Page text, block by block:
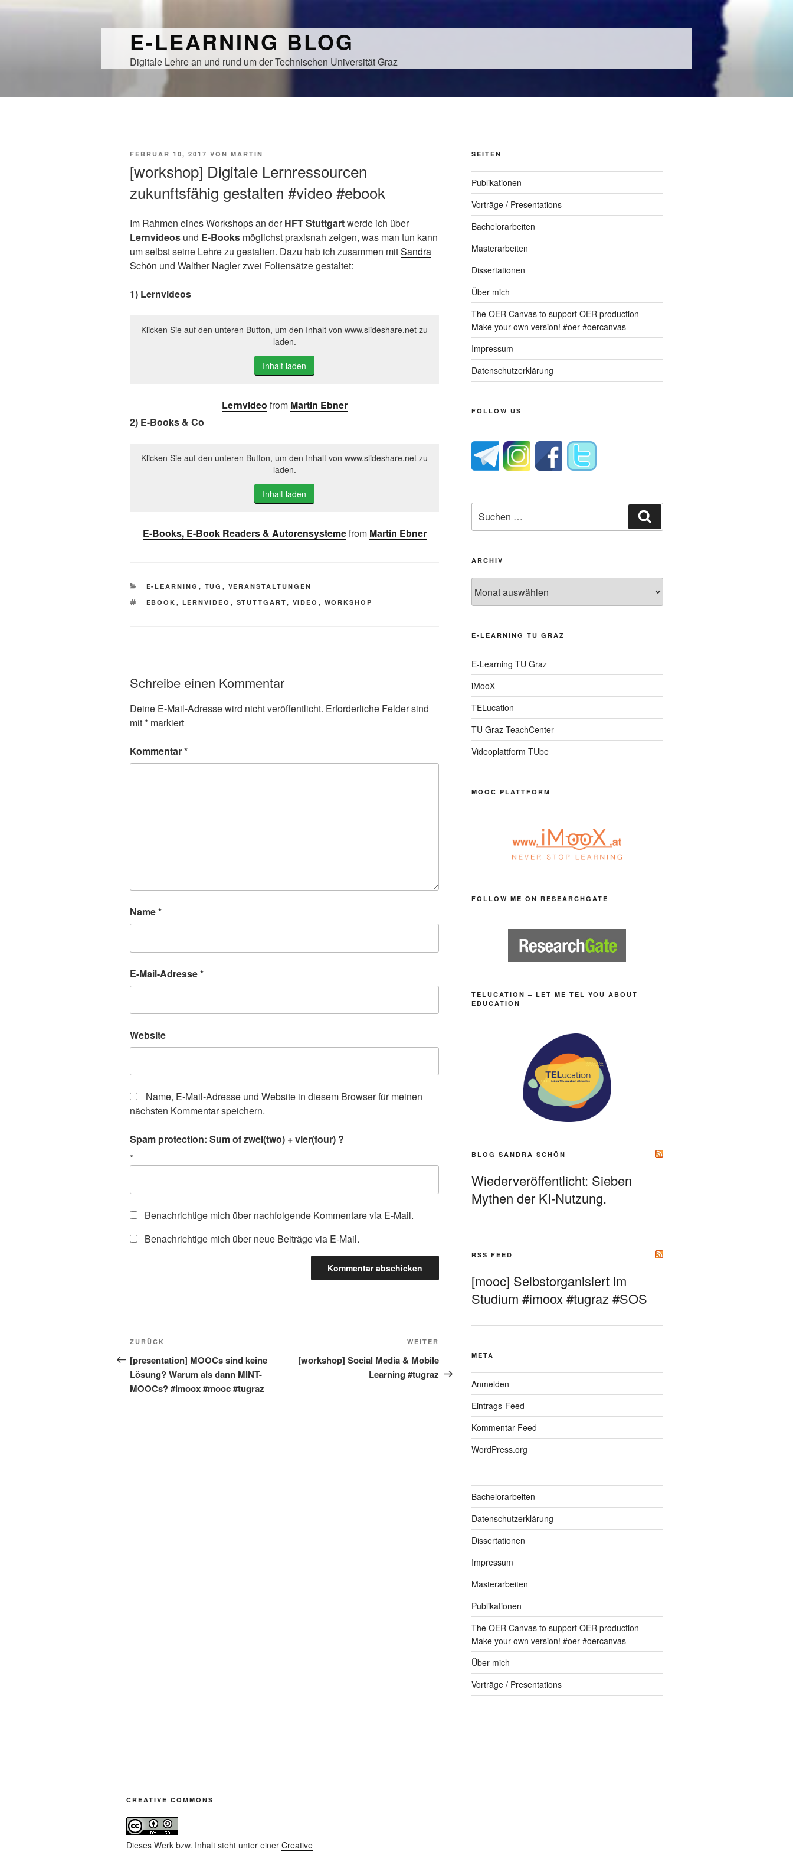
E-LEARNING BLOG
Digitale Lehre an und rund um der Technischen Universität Graz
VERÖFFENTLICHT
FEBRUAR 10, 2017 VON MARTIN
[workshop] Digitale Lernressourcen
zukunftsfähig gestalten #video #ebook
Im Rahmen eines Workshops an derHFT Stuttgartwerde ich über
Lernvideos und E-Books möglichst praxisnah zeigen, was man tun kann
um selbst seine Lehre zu gestalten. Dazu hab ich zusammen mitSandra
Schön und Walther Nagler zwei Foliensätze gestaltet:
1) Lernvideos
Klicken Sie auf den unteren Button, um den Inhalt von www.slideshare.net zu
laden.
Inhalt laden
Lernvideo from Martin Ebner
2) E-Books & Co
Klicken Sie auf den unteren Button, um den Inhalt von www.slideshare.net zu
laden.
Inhalt laden
E-Books, E-Book Readers & Autorensystemefrom Martin Ebner
KATEGORIEN
E-LEARNING , TUG , VERANSTALTUNGEN
SCHLAGWÖRTER
EBOOK , LERNVIDEO , STUTTGART, VIDEO , WORKSHOP
Schreibe einen Kommentar
Deine E-Mail-Adresse wird nicht veröffentlicht. Erforderliche Felder sind
mit* markiert
Kommentar*
Name*
E-Mail-Adresse*
Website
Name, E-Mail-Adresse und Website in diesem Browser für meinen
nächsten Kommentar speichern.
Spam protection: Sum of zwei(two) + vier(four) ?
*
Benachrichtige mich über nachfolgende Kommentare via E-Mail.
Benachrichtige mich über neue Beiträge via E-Mail.
Beitragsnavigation
Vorheriger
Beitrag
ZURÜCK
[presentation] MOOCs sind keine
Lösung? Warum als dann MINT-
MOOCs? #imoox #mooc #tugraz
Beitrag
WEITER
[workshop] Social Media & Mobile
Learning #tugraz
SEITEN
Publikationen
Vorträge / Presentations
Bachelorarbeiten
Masterarbeiten
Dissertationen
Über mich
The OER Canvas to support OER production –
Make your own version! #oer #oercanvas
Impressum
Datenschutzerklärung
FOLLOW US
nach:
ARCHIV
E-LEARNING TU GRAZ
E-Learning TU Graz
iMooX
TELucation
TU Graz TeachCenter
Videoplattform TUbe
MOOC PLATTFORM
FOLLOW ME ON RESEARCHGATE
TELUCATION – LET ME TEL YOU ABOUT
EDUCATION
BLOG SANDRA SCHÖN
Wiederveröffentlicht: Sieben
Mythen der KI-Nutzung.
RSS FEED
[mooc] Selbstorganisiert im
Studium #imoox #tugraz #SOS
META
Anmelden
Eintrags-Feed
Kommentar-Feed
WordPress.org
Bachelorarbeiten
Datenschutzerklärung
Dissertationen
Impressum
Masterarbeiten
Publikationen
The OER Canvas to support OER production -
Make your own version! #oer #oercanvas
Über mich
Vorträge / Presentations
CREATIVE COMMONS
Dieses Werk bzw. Inhalt steht unter einer Creative